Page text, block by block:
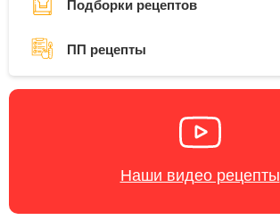
Подборки рецептов
ПП рецепты
Наши видео рецепты